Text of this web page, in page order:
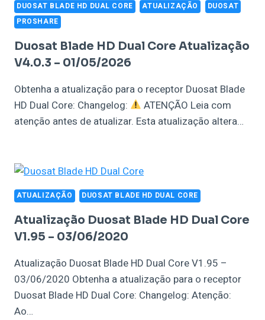
DUOSAT BLADE HD DUAL CORE ATUALIZAÇÃO
DUOSAT
PROSHARE
Duosat Blade HD Dual Core Atualização
V4.0.3 – 01/05/2026
Obtenha a atualização para o receptor Duosat Blade
HD Dual Core: Changelog:
ATENÇÃO Leia com
atenção antes de atualizar. Esta atualização altera…
ATUALIZAÇÃO DUOSAT BLADE HD DUAL CORE
Atualização Duosat Blade HD Dual Core
V1.95 – 03/06/2020
Atualização Duosat Blade HD Dual Core V1.95 –
03/06/2020 Obtenha a atualização para o receptor
Duosat Blade HD Dual Core: Changelog: Atenção:
Ao…